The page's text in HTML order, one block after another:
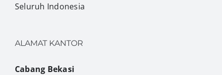
Seluruh Indonesia
ALAMAT KANTOR
Cabang Bekasi